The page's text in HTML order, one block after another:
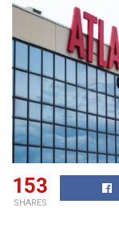
153
SHARES